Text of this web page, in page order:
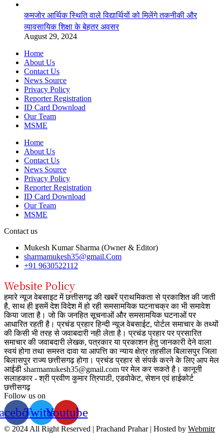
कमजोर आर्थिक स्थिति वाले विद्यार्थियों को मिलेंगे तकनीकी और
व्यावसायिक शिक्षा के बेहतर अवसर
August 29, 2024
Home
About Us
Contact Us
News Source
Privacy Policy
Reporter Registration
ID Card Download
Our Team
MSME
Home
About Us
Contact Us
News Source
Privacy Policy
Reporter Registration
ID Card Download
Our Team
MSME
Contact us
Mukesh Kumar Sharma (Owner & Editor)
sharmamukesh35@gmail.Com
+91 9630522112
Website Policy
हमारे न्यूज वेबसाइट में छत्तीसगढ़ की खबरें प्राथमिकता से प्रकाशित की जाती
है, साथ ही इसमें देश विदेश में हो रही समसामयिक घटनाचक्र का भी समावेश
किया जाता है। जो कि जनहित सूचनाओं और समसामयिक घटनाओं पर
आधारित रहती है। प्रचंड प्रहार हिन्दी न्यूज वेबसाईट, पोर्टल समाचार के तथ्यों
की किसी भी तरह से जवाबदारी नही लेता है। प्रचंड प्रहार पर प्रसारित
समाचार की जवाबदारी लेखक, पत्रकार या प्रकाशन हेतु जानकारी देने वाला
स्वयं होगा तथा समस्त दावा या आपत्ति का न्याय क्षेत्र तहसील बिलासपुर जिला
बिलासपुर राज्य छत्तीसगढ़ होगा। प्रचंड प्रहार से संपर्क करने के लिए आप मेल
आईडी sharmamukesh35@gmail.com पर मेल कर सकते है। कानूनी
सलाहकार - श्री प्रवीण कुमार त्रिपाठी, एडवोकेट, सेशन एवं हाईकोर्ट
छत्तीसगढ़
Follow us on
TwitterYoutube
© 2024 All Right Reserved | Prachand Prahar | Hosted by Webmitr